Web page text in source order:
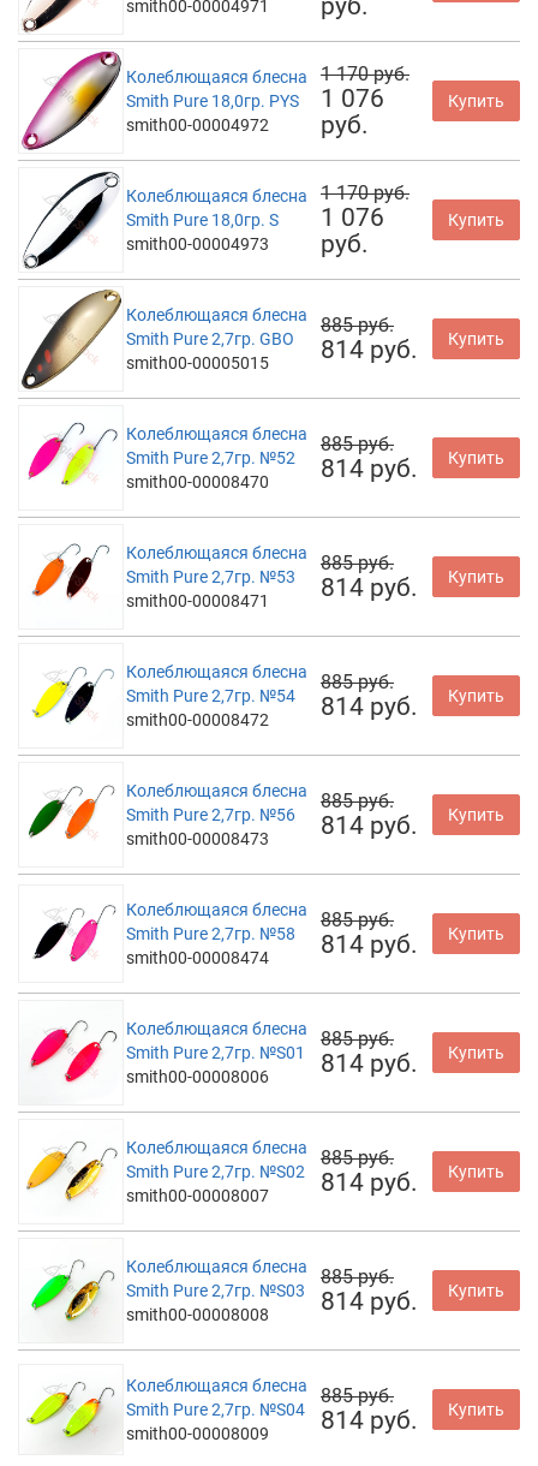
smith00-00004971 руб.
Колеблющаяся блесна
Smith Pure 18,0гр. PYS
smith00-00004972
1 170 руб.
1 076
руб.
Купить
Колеблющаяся блесна
Smith Pure 18,0гр. S
smith00-00004973
1 170 руб.
1 076
руб.
Купить
Колеблющаяся блесна
Smith Pure 2,7гр. GBO
smith00-00005015
885 руб.
814 руб. Купить
Колеблющаяся блесна
Smith Pure 2,7гр. №52
smith00-00008470
885 руб.
814 руб. Купить
Колеблющаяся блесна
Smith Pure 2,7гр. №53
smith00-00008471
885 руб.
814 руб. Купить
Колеблющаяся блесна
Smith Pure 2,7гр. №54
smith00-00008472
885 руб.
814 руб. Купить
Колеблющаяся блесна
Smith Pure 2,7гр. №56
smith00-00008473
885 руб.
814 руб. Купить
Колеблющаяся блесна
Smith Pure 2,7гр. №58
smith00-00008474
885 руб.
814 руб. Купить
Колеблющаяся блесна
Smith Pure 2,7гр. №S01
smith00-00008006
885 руб.
814 руб. Купить
Колеблющаяся блесна
Smith Pure 2,7гр. №S02
smith00-00008007
885 руб.
814 руб. Купить
Колеблющаяся блесна
Smith Pure 2,7гр. №S03
smith00-00008008
885 руб.
814 руб. Купить
Колеблющаяся блесна
Smith Pure 2,7гр. №S04
smith00-00008009
885 руб.
814 руб. Купить